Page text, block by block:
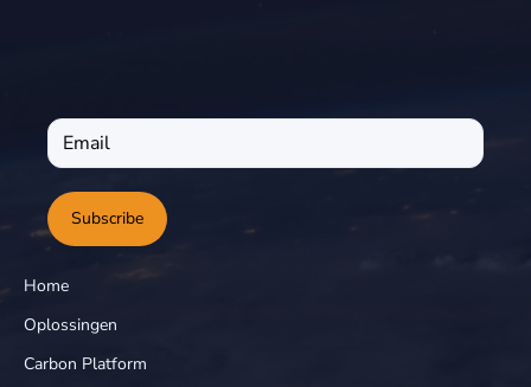
Subscribe
Home
Oplossingen
Carbon Platform